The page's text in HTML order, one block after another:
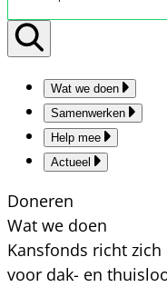
Wat we doen
Samenwerken
Help mee
Actueel
Doneren
Wat we doen
Kansfonds richt
voor dak- en